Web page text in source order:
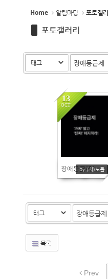
Home 알림마당 포토갤
포토갤러리
장애등급제 '...
13
OCT
by (사)노들
2018/10/13
(사)노들
목록
Prev